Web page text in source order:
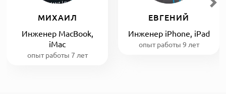
МИХАИЛ
Инженер MacBook,
iMac
опыт работы 7 лет
ЕВГЕНИЙ
Инженер iPhone, iPad
опыт работы 9 лет